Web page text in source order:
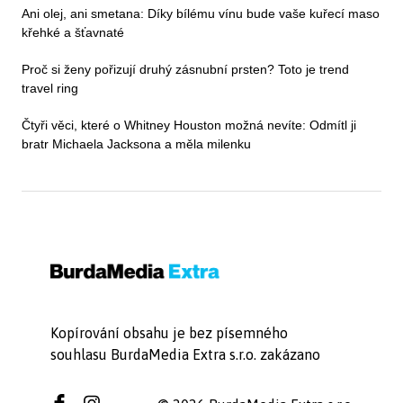
Ani olej, ani smetana: Díky bílému vínu bude vaše kuřecí maso
křehké a šťavnaté
Proč si ženy pořizují druhý zásnubní prsten? Toto je trend
travel ring
Čtyři věci, které o Whitney Houston možná nevíte: Odmítl ji
bratr Michaela Jacksona a měla milenku
Kopírování obsahu je bez písemného
souhlasu BurdaMedia Extra s.r.o. zakázano